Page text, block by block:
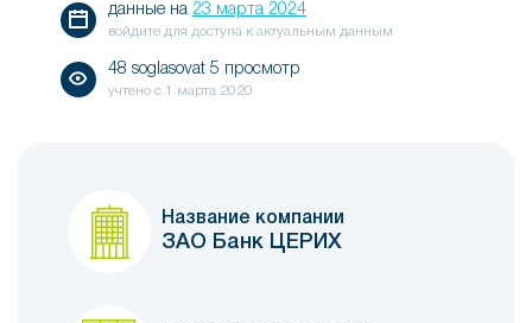
данные на 23 марта 2024
войдите для доступа к актуальным данным
48 soglasovat 5 просмотр
учтено с 1 марта 2020
Название компании
ЗАО Банк ЦЕРИХ